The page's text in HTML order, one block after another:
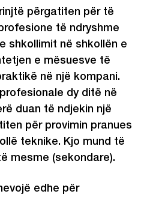
përgatiten për të
të ndryshme
shkollimit në shkollën e
e mësuesve të
në një kompani.
dy ditë në
duan të ndjekin një
për provimin pranues
teknike. Kjo mund të
mesme (sekondare).
edhe për